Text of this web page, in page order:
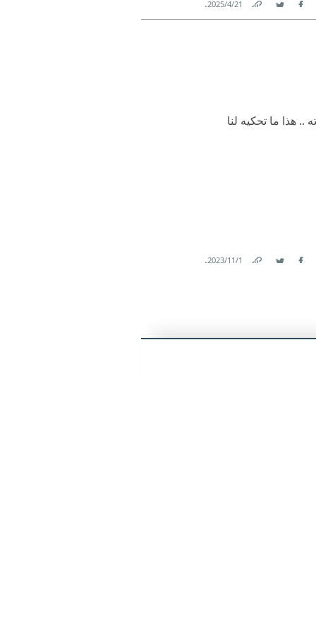
Facebook
Twitter
Link
21‏/4‏/2025
.
هذا ما تحكيه لنا
1‏/11‏/2023
.